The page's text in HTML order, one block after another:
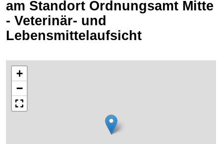
am Standort Ordnungsamt Mitte
- Veterinär- und
Lebensmittelaufsicht
+
−